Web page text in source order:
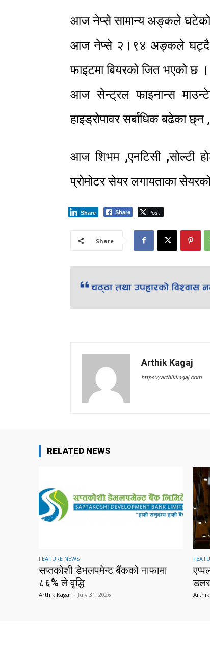
आज नेप्से सामान्य अङ्कले
आज नेप्से २।९४ अङ्कले घट्दै
फाइटमा बियरको जित भएको छ ।
आज सेन्ट्रल फाइनान्स
हाइड्रोपावर सर्बाधिक बढेका
आज शिभम ,एनटिसी ,सोल्टी
प्रोमोटर सेयर लगायताका
Share Post
Share
Share
Arthik Kagaj
https://arthikkagaj.com
RELATED NEWS
FEATURE NEWS
सप्तकोशी डेभलपमेन्ट बैंकको नाफामा
८६% ले वृद्धि
Arthik Kagaj - July 31, 2026
डलर
Arthik